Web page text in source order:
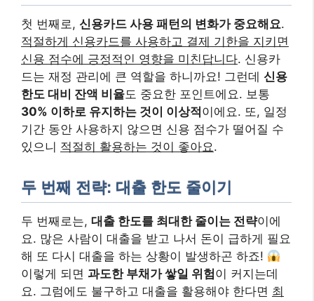
첫 번째로, 신용카드 사용 패턴의 변화가 중요해요.
적절하게 신용카드를 사용하고 결제 기한을 지키면
신용 점수에 긍정적인 영향을 미친답니다. 신용카
드는 재정 관리에 큰 역할을 하니까요! 그런데 신용
한도 대비 잔액 비율도 중요한 포인트에요. 보통
30% 이하로 유지하는 것이 이상적 이에요. 또, 일정
기간 동안 사용하지 않으면 신용 점수가 떨어질 수
있으니 적절히 활용하는 것이 좋아요.
두 번째 전략: 대출 한도 줄이기
두 번째로는, 대출 한도를 최대한 줄이는 전략이에
요. 많은 사람이 대출을 받고 나서 돈이 급하게 필요
해 또 다시 대출을 하는 상황이 발생하곤 하죠!
이렇게 되면 과도한 부채가 쌓일 위험이 커지는데
요. 그럼에도 불구하고 대출을 활용해야 한다면 최